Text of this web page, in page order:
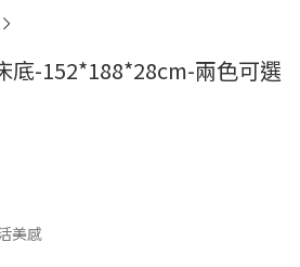
底-152*188*28cm-兩色可選
美感